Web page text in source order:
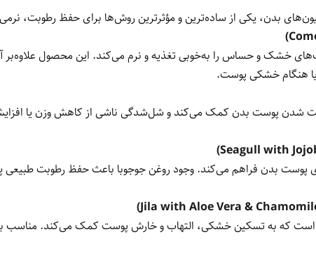
بدن، یکی از ساده‌ترین و مؤثرترین روش‌ها برای حفظ رطوبت،
خشک و حساس را به‌خوبی تغذیه و نرم می‌کند. این محصول
یا هنگام خشکی پوست.
سفت شدن پوست بدن کمک می‌کند و شل‌شدگی ناشی از کاهش وزن یا
پوست بدن فراهم می‌کند. وجود روغن جوجوبا باعث حفظ رطوبت
است که به تسکین خشکی، التهاب و خارش پوست کمک می‌کند. مناسب